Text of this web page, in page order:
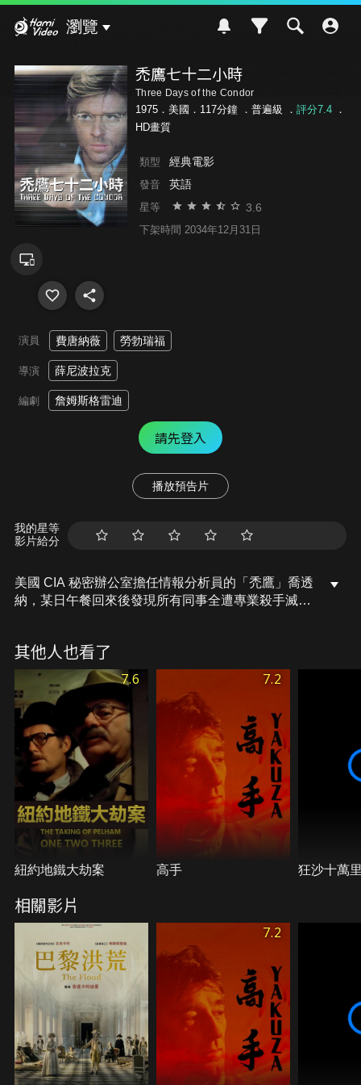
瀏覽
禿鷹七十二小時
Three Days of the Condor
1975．美國．117分鐘 ． 普遍級 ． 評分7.4．
HD畫質
類型 經典電影
發音 英語
星等 3.6
下架時間 2034年12月31日
演員 費唐納薇 勞勃瑞福
導演 薛尼波拉克
編劇 詹姆斯格雷迪
請先登入
播放預告片
我的星等
影片給分
美國 CIA 秘密辦公室擔任情報分析員的「禿鷹」喬透
納，某日午餐回來後發現所有同事全遭專業殺手滅
長抽絲剝繭，卻發現幕後黑手竟指向 CIA 內部為爭奪
中東石油資源而設立的影子組織。在短短七十二小時
的極度偏執追殺中，透納從一名平凡學者蛻變為機警
的倖存者，最終他選擇將真相交付給紐約時報，並在
與冷酷官員的街頭對峙中，帶著對體制與媒體公信力
的深刻質疑，消失於人群之中。
其他人也看了
7.6
紐約地鐵大劫案
7.2
高手 狂沙十萬
相關影片
7.2